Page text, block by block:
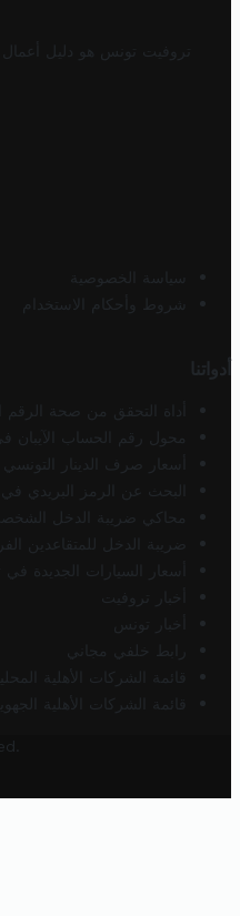
تروفيت تونس هو دليل
سياسة الخصوصية
شروط وأحكام الاستخدام
أدواتنا
أداة التحقق من صحة الرقم
محول رقم الحساب الآيبان
أسعار صرف الدينار التونسي
البحث عن الرمز البريدي
محاكي ضريبة الدخل
ضريبة الدخل للمتقاعدين
أسعار السيارات الجديدة في
أخبار تروفيت
أخبار تونس
رابط خلفي مجاني
قائمة الشركات الأهلية
قائمة الشركات الأهلية